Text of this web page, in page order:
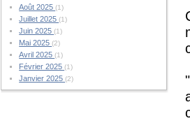
Août 2025(1)
Juillet 2025(1)
Juin 2025(1)
Mai 2025(2)
Avril 2025(1)
Février 2025(1)
Janvier 2025(2)